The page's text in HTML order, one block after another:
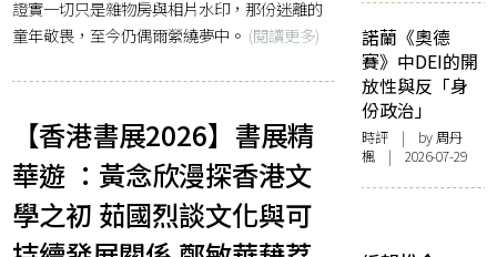
證實一切只是雜物房與相片水印，那份迷離的
童年敬畏，至今仍偶爾縈繞夢中。 (閱讀更多)
【香港書展2026】書展精
華遊 ：黃念欣漫探香港文
學之初 茹國烈談文化與可
諾蘭《奧德
賽》中DEI的開
放性與反「身
份政治」
時評 | by周丹
楓 | 2026-07-29